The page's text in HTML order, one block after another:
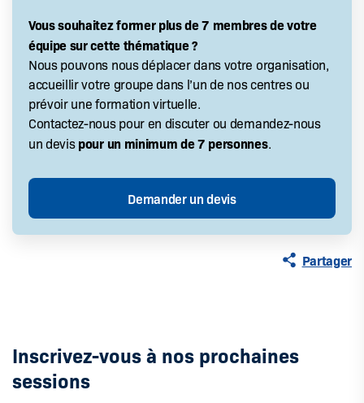
Vous souhaitez former plus de 7 membres de votre
équipe sur cette thématique ?
Nous pouvons nous déplacer dans votre organisation,
accueillir votre groupe dans l’un de nos centres ou
prévoir une formation virtuelle.
Contactez-nous pour en discuter ou demandez-nous
un devispour un minimum de 7 personnes.
Partager
Inscrivez-vous à nos prochaines
sessions